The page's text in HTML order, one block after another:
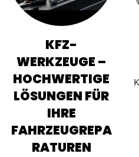
KFZ-
WERKZEUGE –
HOCHWERTIGE
LÖSUNGEN FÜR
IHRE
FAHRZEUGREPA
RATUREN